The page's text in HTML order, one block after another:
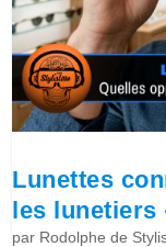
Lunettes
les lunetiers
par Rodolphe de